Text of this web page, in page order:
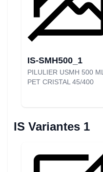
IS-SMH500_1
PILULIER USMH 500 ML
PET CRISTAL 45/400
IS Variantes 1